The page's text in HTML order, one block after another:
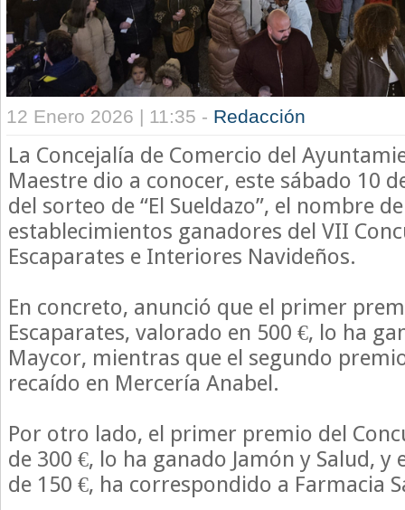
12 Enero 2026 | 11:35 - Redacción
La Concejalía de Comercio del
Maestre dio a conocer, este sábado 10
del sorteo de “El Sueldazo”, el nombre
establecimientos ganadores del VII
Escaparates e Interiores Navideños.
En concreto, anunció que el primer
Escaparates, valorado en 500 €, lo ha
Maycor, mientras que el segundo
recaído en Mercería Anabel.
Por otro lado, el primer premio del
de 300 €, lo ha ganado Jamón y Salud,
de 150 €, ha correspondido a Farmacia